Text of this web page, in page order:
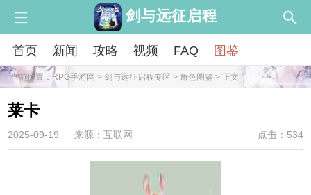
剑与远征启程
首页 新闻 攻略 视频 FAQ 图鉴
当前位置：RPG手游网 > 剑与远征启程专区 > 角色图鉴 > 正文
莱卡
2025-09-19 来源：互联网 点击：534